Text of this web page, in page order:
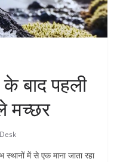
के बाद पहली
मच्छर
में से एक माना जाता रहा